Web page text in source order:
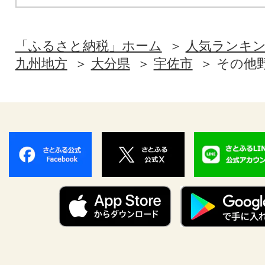
「ふるさと納税」ホーム
人気ランキ
九州地方
大分県 宇佐市 その他